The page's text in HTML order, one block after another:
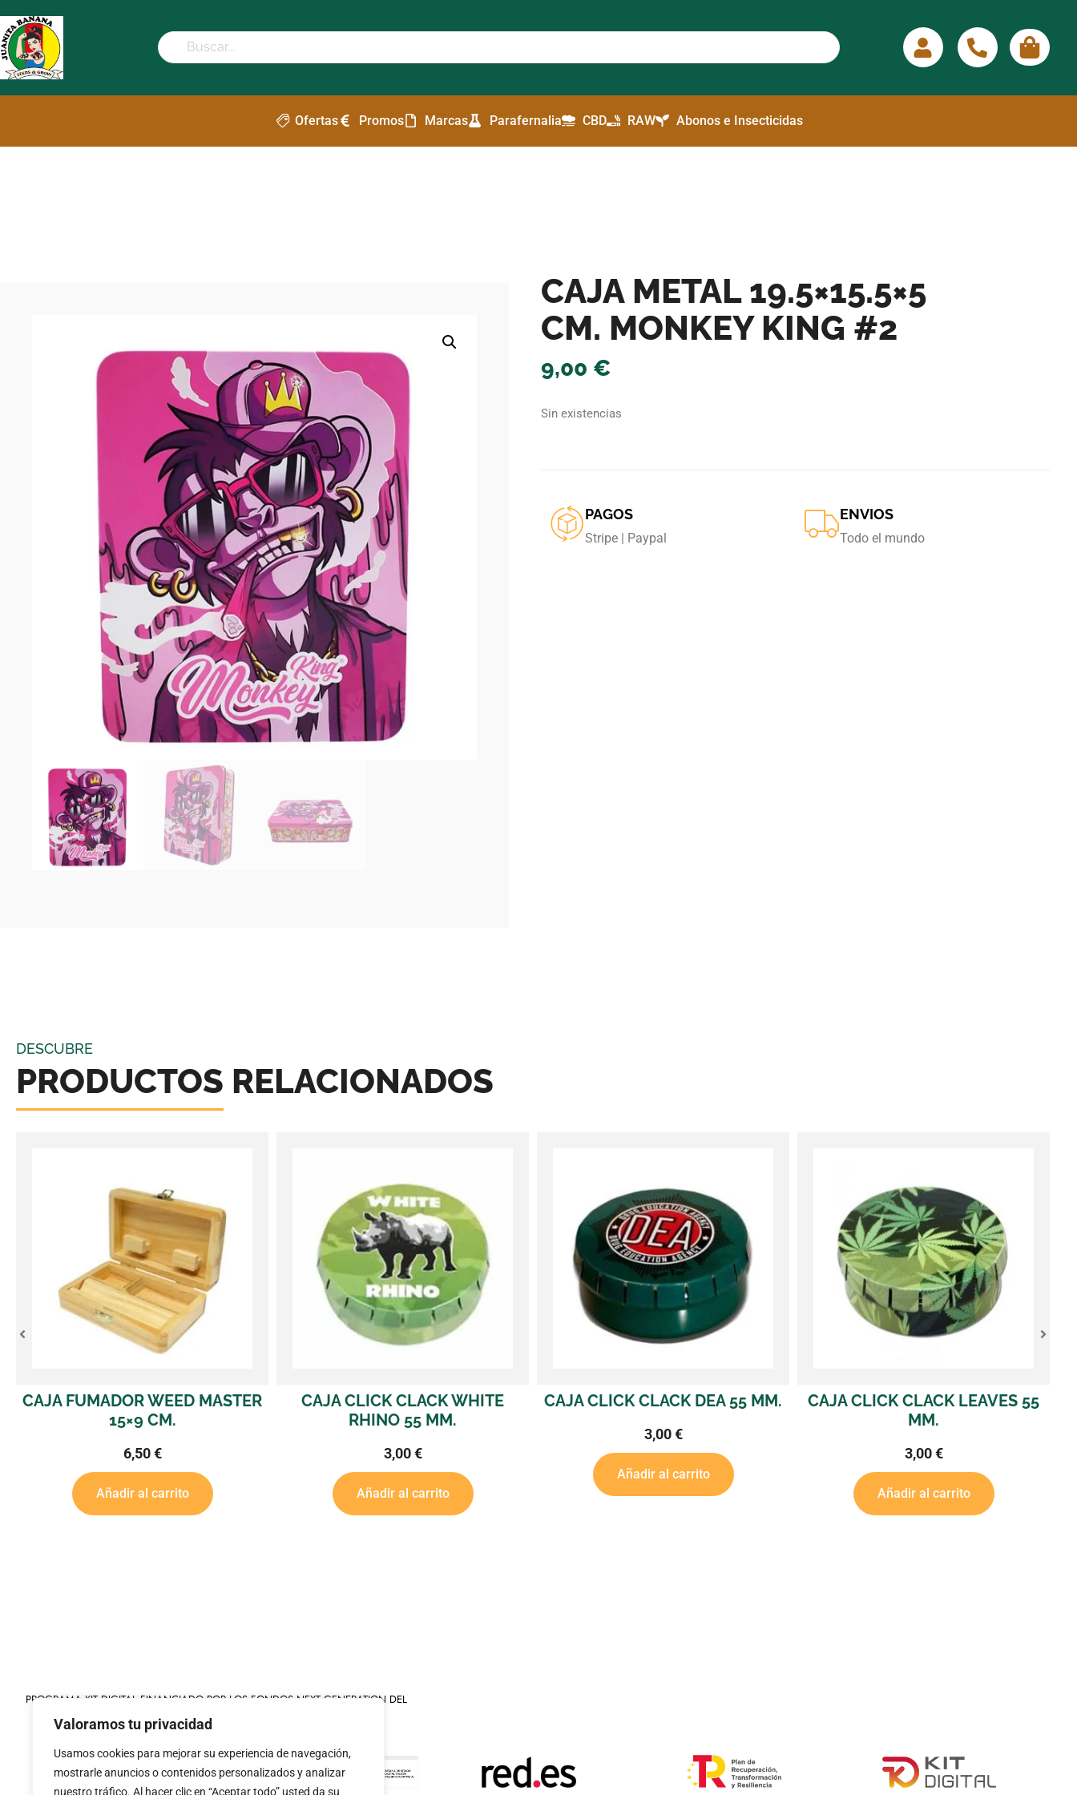
Valoramos tu privacidad
Usamos cookies para mejorar su experiencia de navegación,
mostrarle anuncios o contenidos personalizados y analizar
nuestro tráfico. Al hacer clic en “Aceptar todo” usted da su
Ofertas Promos Marcas Parafernalia CBD RAW Abonos e Insecticidas
CAJA METAL 19.5×15.5×5
CM. MONKEY KING #2
9,00 €
Sin existencias
PAGOS
Stripe | Paypal
ENVIOS
Todo el mundo
DESCUBRE
PRODUCTOS RELACIONADOS
MASTER
CAJA CLICK CLACK WHITE
RHINO 55 MM.
Añadir al carrito
CAJA CLICK CLACK DEA 55 MM.
Añadir al carrito
CAJA CLICK CLACK LEAVES 55
3,00
Añadir al carrito
CAJA CLICK CLACK
Añadir al carrito
PROGRAMA KIT DIGITAL FINANCIADO POR LOS FONDOS NEXT GENERATION DEL
MECANISMO DE RECUPERACIÓN Y RESILIENCIA